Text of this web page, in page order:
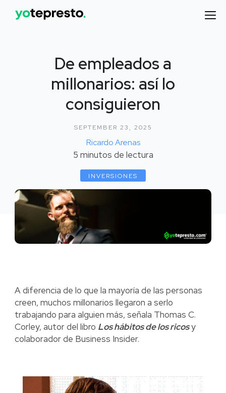
De empleados a
millonarios: así lo
consiguieron
SEPTEMBER 23, 2025
Ricardo Arenas
5 minutos de lectura
INVERSIONES
A diferencia de lo que la mayoría de las personas
creen, muchos millonarios llegaron a serlo
trabajando para alguien más, señala Thomas C.
Corley, autor del libro Los hábitos de los ricosy
colaborador de Business Insider.